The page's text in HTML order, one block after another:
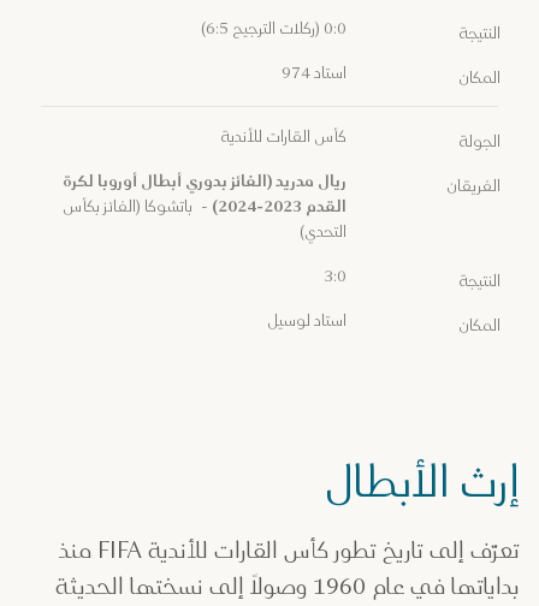
النتيجة 0:0 (ركلات الترجيح 6:5)
المكان استاد 974
الجولة كأس القارات للأندية
الفريقان
ريال مدريد (الفائز بدوري أبطال أوروبا لكرة
القدم 2023-2024)
- باتشوكا (الفائز بكأس
التحدي)
النتيجة 3:0
المكان استاد لوسيل
إرث الأبطال
تعرّف إلى تاريخ تطور كأس القارات للأندية FIFA منذ
بداياتها في عام 1960 وصولاً إلى نسختها الحديثة